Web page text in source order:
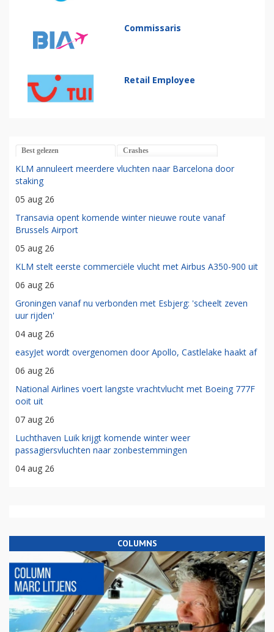
Commissaris
Retail Employee
Best gelezen Crashes
KLM annuleert meerdere vluchten naar Barcelona door
staking
05 aug 26
Transavia opent komende winter nieuwe route vanaf
Brussels Airport
05 aug 26
KLM stelt eerste commerciële vlucht met Airbus A350-900 uit
06 aug 26
Groningen vanaf nu verbonden met Esbjerg: 'scheelt zeven
uur rijden'
04 aug 26
easyJet wordt overgenomen door Apollo, Castlelake haakt af
06 aug 26
National Airlines voert langste vrachtvlucht met Boeing 777F
ooit uit
07 aug 26
Luchthaven Luik krijgt komende winter weer
passagiersvluchten naar zonbestemmingen
04 aug 26
COLUMNS